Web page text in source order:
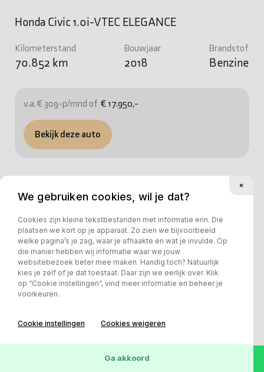
Honda Civic 1.0i-VTEC ELEGANCE
Kilometerstand
70.852 km
Bouwjaar
2018
Brandstof
Benzine
v.a. € 309-p/mnd of € 17.950,-
Bekijk deze auto
Honda Civic 2.0 i-VTEC Type R
We gebruiken cookies, wil je dat?
Cookies zijn kleine tekstbestanden met informatie erin. Die
plaatsen we kort op je apparaat. Zo zien we bijvoorbeeld
welke pagina’s je zag, waar je afhaakte en wat je invulde. Op
die manier hebben wij informatie waar we jouw
websitebezoek beter mee maken. Handig toch? Natuurlijk
kies je zelf of je dat toestaat. Daar zijn we eerlijk over. Klik
op “Cookie instellingen”, vind meer informatie en beheer je
voorkeuren.
Cookie instellingen Cookies weigeren
Ga akkoord